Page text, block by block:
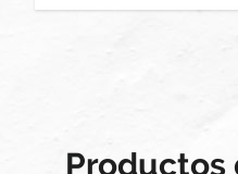
Productos